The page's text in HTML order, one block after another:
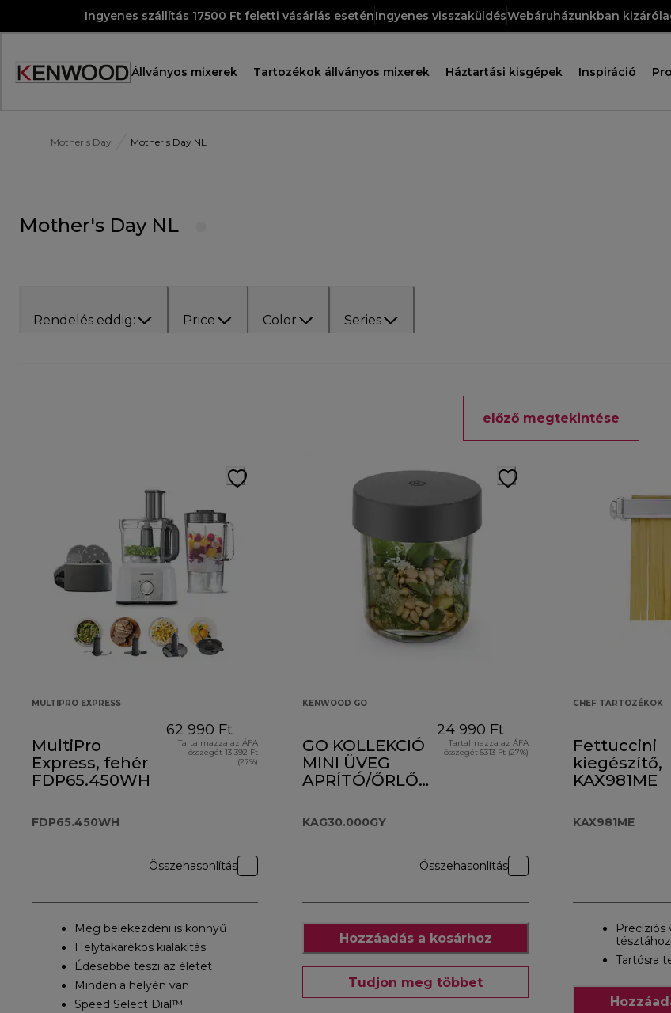
Ingyenes szállítás 17500 Ft feletti vásárlás eseténIngyenes visszaküldésWebáruházunkban
Accessibility
Állványos mixerek Tartozékok állványos mixerek Háztartási kisgépek Inspiráció
Mother's Day Mother's Day NL
Mother's Day NL
Rendelés eddig: Price Color Series
előző megtekintése
MULTIPRO EXPRESS
MultiPro
Express, fehér
FDP65.450WH
FDP65.450WH
62 990 Ft
Tartalmazza az ÁFA
összegét 13 392 Ft
(27%)
Összehasonlítás
Még belekezdeni is könnyű
Helytakarékos kialakítás
Édesebbé teszi az életet
Minden a helyén van
Speed Select Dial™
KENWOOD GO
GO KOLLEKCIÓ
MINI ÜVEG
APRÍTÓ/ŐRLŐ
KAG30.000GY
24 990 Ft
Tartalmazza az ÁFA
összegét 5313 Ft (27%)
Összehasonlítás
Hozzáadás a kosárhoz
Tudjon meg többet
CHEF TARTOZÉKOK
Fettuccini
kiegészítő,
KAX981ME
KAX981ME
Precíziós
tésztához
Tartósra